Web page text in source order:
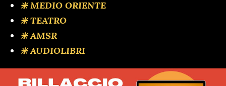
❇️ MEDIO ORIENTE
❇️ TEATRO
❇️ AMSR
❇️ AUDIOLIBRI